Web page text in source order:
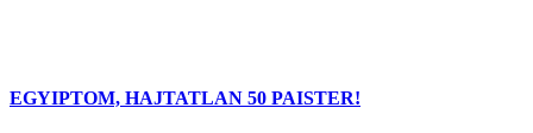
EGYIPTOM, HAJTATLAN 50 PAISTER!